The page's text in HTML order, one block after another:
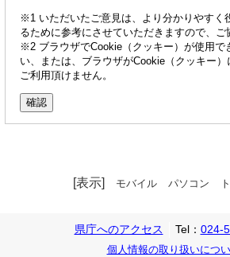
※1 いただいたご意見は、より分かりやすく
るために参考にさせていただきますので、ご
※2 ブラウザでCookie（クッキー）が使用で
い、または、ブラウザがCookie（クッキー
ご利用頂けません。
[表示] モバイル パソコン
県庁へのアクセス Tel： 024-
個人情報の取り扱いにつ